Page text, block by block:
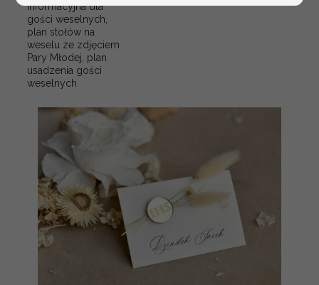
informacyjna dla
gości weselnych,
plan stołów na
weselu ze zdjęciem
Pary Młodej, plan
usadzenia gości
weselnych